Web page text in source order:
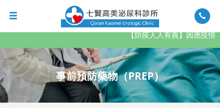
【防疫人人有責】因應疫情
事前預防藥物（PREP）